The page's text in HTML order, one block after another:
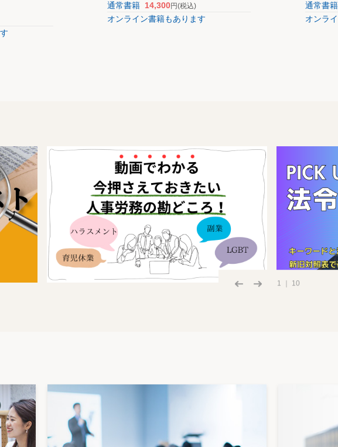
通常書籍 14,300円(税込)
オンライン書籍もあります
通常書籍
オンラ
1 ｜ 10